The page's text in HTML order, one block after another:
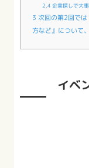
2.4 企業探しで大
3 次回の第2回で
方など』について
イベ